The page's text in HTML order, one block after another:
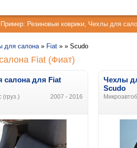
Пример: Резиновые коврики, Чехлы для
для салона » Fiat » » Scudo
Fiat (Фиат)
салона для Fiat
(груз.) 2007 - 2016
Чехлы
Scudo